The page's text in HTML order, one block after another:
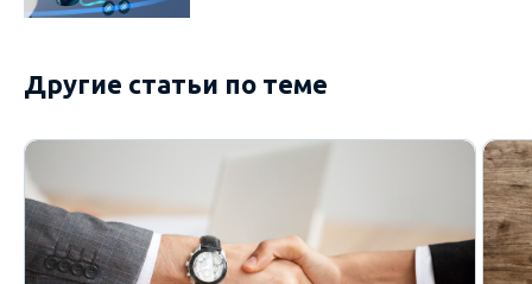
Другие статьи по теме